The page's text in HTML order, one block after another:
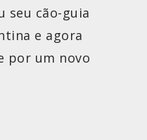
seu cão-guia
e agora
por um novo